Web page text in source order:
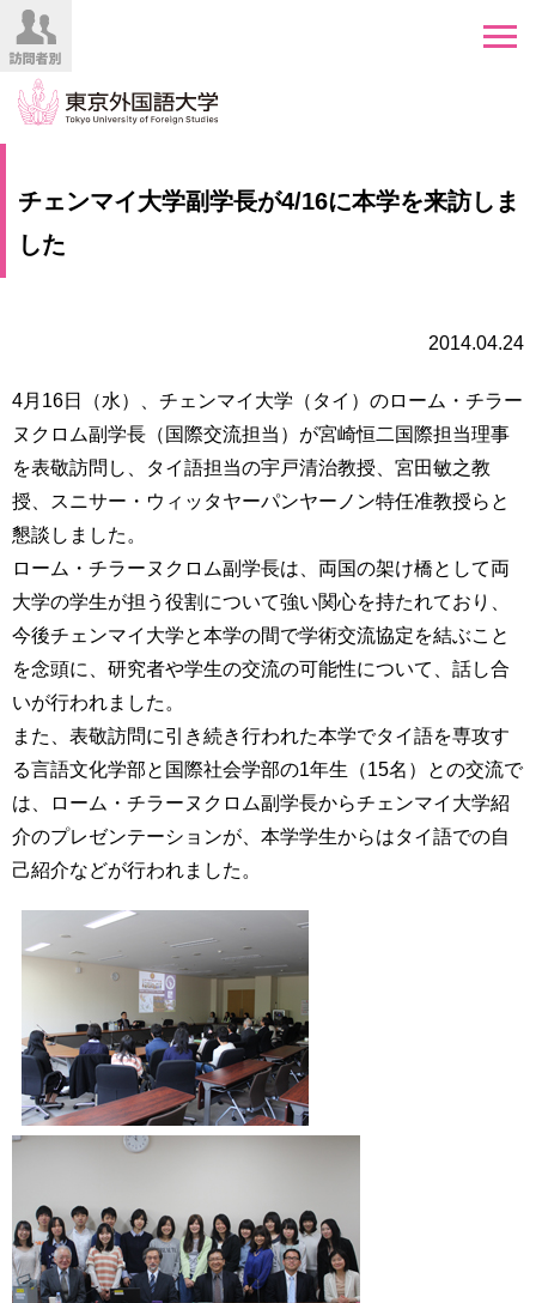
大
部・
学
院
／
教
育
研
究
会
連
携
入
試
情
組
お
問
い
合
わ
通
ア
ク
験
生
の
生
方
保
護
者
の
方
業
生
の
一
般・
地
の
員
用
チェンマイ大学副学長が4/16に本学を来訪しま
した
2014.04.24
4月16日（水）、チェンマイ大学（タイ）のローム・チラー
ヌクロム副学長（国際交流担当）が宮崎恒二国際担当理事
を表敬訪問し、タイ語担当の宇戸清治教授、宮田敏之教
授、スニサー・ウィッタヤーパンヤーノン特任准教授らと
懇談しました。
ローム・チラーヌクロム副学長は、両国の架け橋として両
大学の学生が担う役割について強い関心を持たれており、
今後チェンマイ大学と本学の間で学術交流協定を結ぶこと
を念頭に、研究者や学生の交流の可能性について、話し合
いが行われました。
また、表敬訪問に引き続き行われた本学でタイ語を専攻す
る言語文化学部と国際社会学部の1年生（15名）との交流で
は、ローム・チラーヌクロム副学長からチェンマイ大学紹
介のプレゼンテーションが、本学学生からはタイ語での自
己紹介などが行われました。